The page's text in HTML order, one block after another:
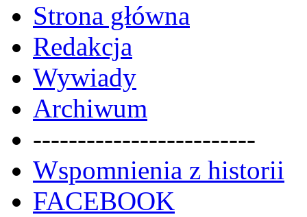
Strona główna
Redakcja
Wywiady
Archiwum
-------------------------
Wspomnienia z historii
FACEBOOK